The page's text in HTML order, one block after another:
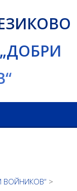
ВОЙНИКОВ“ >